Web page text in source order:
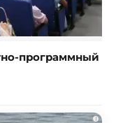
программный
i